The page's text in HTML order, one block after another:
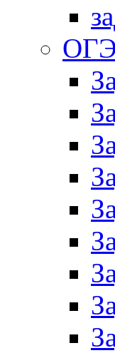
ОГЭ